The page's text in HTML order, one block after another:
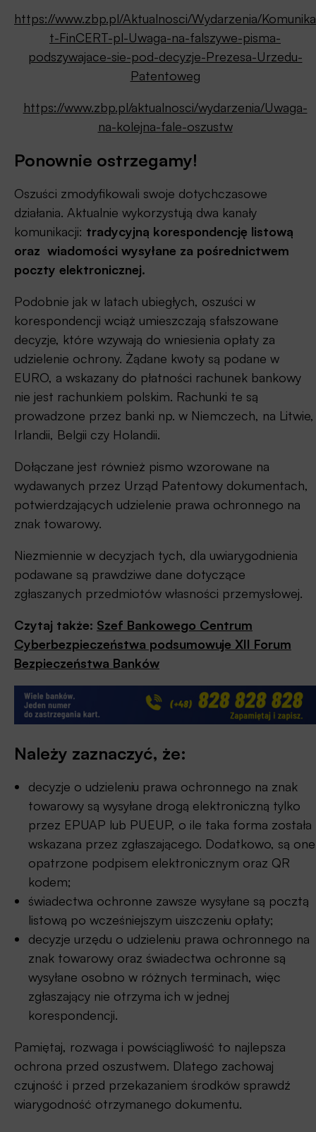
https://www.zbp.pl/Aktualnosci/Wydarzenia/Komunika
t-FinCERT-pl-Uwaga-na-falszywe-pisma-
podszywajace-sie-pod-decyzje-Prezesa-Urzedu-
Patentoweg
https://www.zbp.pl/aktualnosci/wydarzenia/Uwaga-
na-kolejna-fale-oszustw
Ponownie ostrzegamy!
Oszuści zmodyfikowali swoje dotychczasowe
działania. Aktualnie wykorzystują dwa kanały
komunikacji: tradycyjną korespondencję listową
oraz wiadomości wysyłane za pośrednictwem
poczty elektronicznej.
Podobnie jak w latach ubiegłych, oszuści w
korespondencji wciąż umieszczają sfałszowane
decyzje, które wzywają do wniesienia opłaty za
udzielenie ochrony. Żądane kwoty są podane w
EURO, a wskazany do płatności rachunek bankowy
nie jest rachunkiem polskim. Rachunki te są
prowadzone przez banki np. w Niemczech, na Litwie,
Irlandii, Belgii czy Holandii.
Dołączane jest również pismo wzorowane na
wydawanych przez Urząd Patentowy dokumentach,
potwierdzających udzielenie prawa ochronnego na
znak towarowy.
Niezmiennie w decyzjach tych, dla uwiarygodnienia
podawane są prawdziwe dane dotyczące
zgłaszanych przedmiotów własności przemysłowej.
Czytaj także: Szef Bankowego Centrum
Cyberbezpieczeństwa podsumowuje XII Forum
Bezpieczeństwa Banków
Należy zaznaczyć, że:
decyzje o udzieleniu prawa ochronnego na znak
towarowy są wysyłane drogą elektroniczną tylko
przez EPUAP lub PUEUP, o ile taka forma została
wskazana przez zgłaszającego. Dodatkowo, są one
opatrzone podpisem elektronicznym oraz QR
kodem;
świadectwa ochronne zawsze wysyłane są pocztą
listową po wcześniejszym uiszczeniu opłaty;
decyzje urzędu o udzieleniu prawa ochronnego na
znak towarowy oraz świadectwa ochronne są
wysyłane osobno w różnych terminach, więc
zgłaszający nie otrzyma ich w jednej
korespondencji.
Pamiętaj, rozwaga i powściągliwość to najlepsza
ochrona przed oszustwem. Dlatego zachowaj
czujność i przed przekazaniem środków sprawdź
wiarygodność otrzymanego dokumentu.